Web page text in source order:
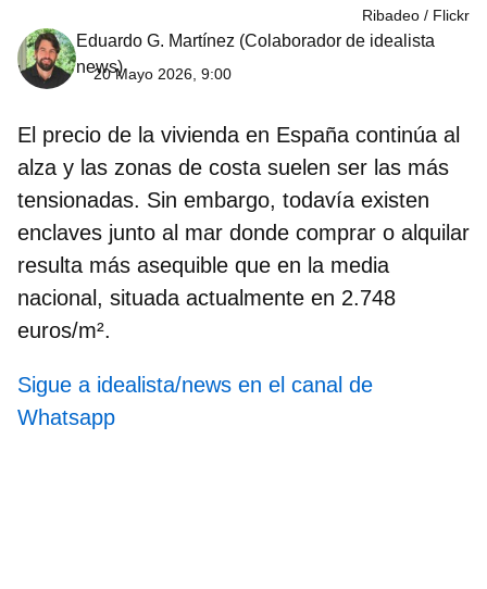
Ribadeo Flickr
Eduardo G. Martínez (Colaborador de idealista
news)
20 Mayo 2026, 9:00
El precio de la vivienda en España continúa al
alza y las zonas de costa suelen ser las más
tensionadas. Sin embargo, todavía existen
enclaves junto al mar donde comprar o alquilar
resulta más asequible que en la media
nacional, situada actualmente en 2.748
euros/m².
Sigue a idealista/news en el canal de
Whatsapp